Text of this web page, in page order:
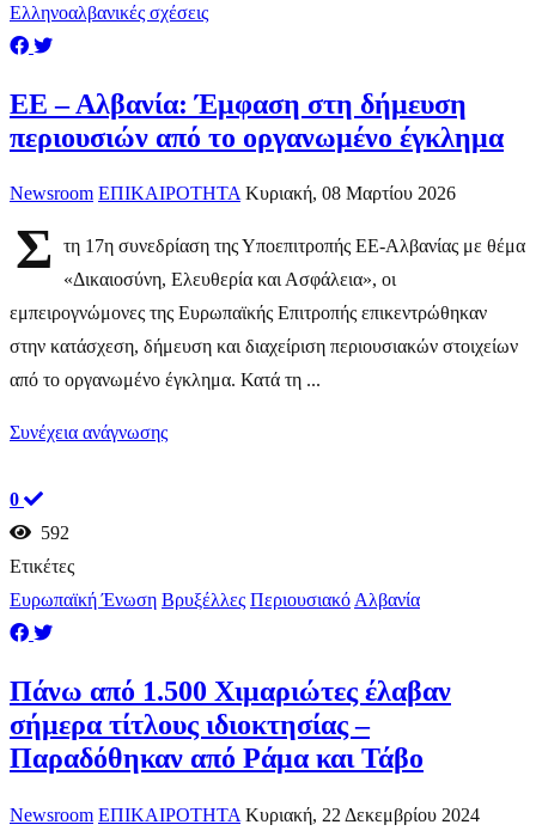
Ελληνοαλβανικές σχέσεις
ΕΕ – Αλβανία: Έμφαση στη δήμευση
περιουσιών από το οργανωμένο έγκλημα
Newsroom ΕΠΙΚΑΙΡΟΤΗΤΑ Κυριακή, 08 Μαρτίου 2026
Σ
τη 17η συνεδρίαση της Υποεπιτροπής ΕΕ-Αλβανίας με θέμα
«Δικαιοσύνη, Ελευθερία και Ασφάλεια», οι
εμπειρογνώμονες της Ευρωπαϊκής Επιτροπής επικεντρώθηκαν
στην κατάσχεση, δήμευση και διαχείριση περιουσιακών στοιχείων
από το οργανωμένο έγκλημα. Κατά τη ...
Συνέχεια ανάγνωσης
0
592
Ετικέτες
Ευρωπαϊκή Ένωση Βρυξέλλες ΠεριουσιακόΑλβανία
Πάνω από 1.500 Χιμαριώτες έλαβαν
σήμερα τίτλους ιδιοκτησίας –
Παραδόθηκαν από Ράμα και Τάβο
Newsroom ΕΠΙΚΑΙΡΟΤΗΤΑ Κυριακή, 22 Δεκεμβρίου 2024